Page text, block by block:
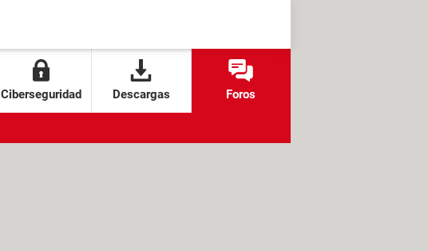
Ciberseguridad Descargas Foros